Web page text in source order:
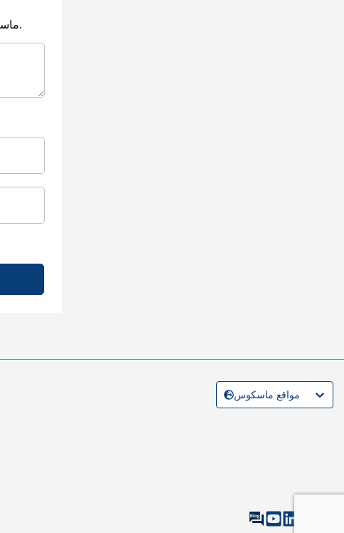
ماسكوس. نقرأ آراءك، ونرد عليها، بناء على طلبكم في أسرع وقت ممكن.
مواقع ماسكوس